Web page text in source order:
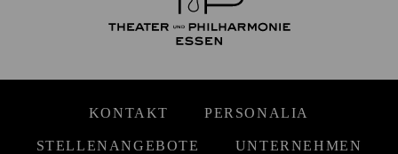
KONTAKT PERSONALIA
STELLENANGEBOTE UNTERNEHMEN